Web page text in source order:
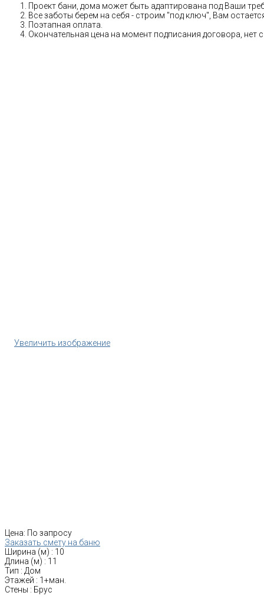
Проект бани, дома может быть адаптирована под Ваши
Все заботы берем на себя - строим "под ключ", Вам
Поэтапная оплата.
Окончательная цена на момент подписания договора, нет
Увеличить изображение
Цена: По запросу
Заказать смету на баню
Ширина (м) : 10
Длина (м) : 11
Тип : Дом
Этажей : 1+ман.
Стены : Брус